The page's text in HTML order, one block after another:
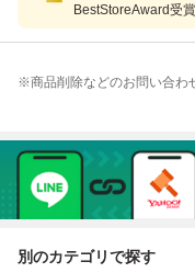
BestStoreAward受
※商品削除などのお問い合わ
別のカテゴリで探す